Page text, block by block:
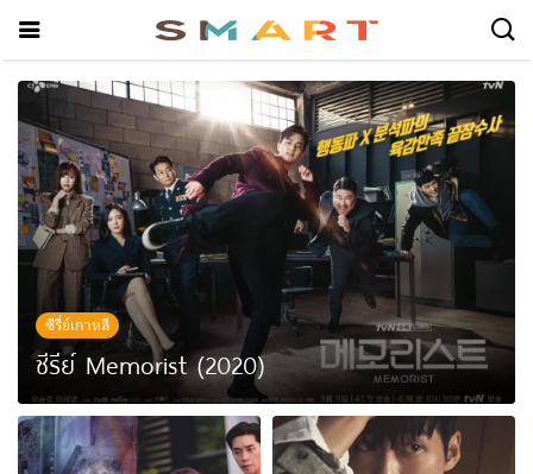
ซีรี่ย์เกาหลี
ซีรีย์ Memorist (2020)